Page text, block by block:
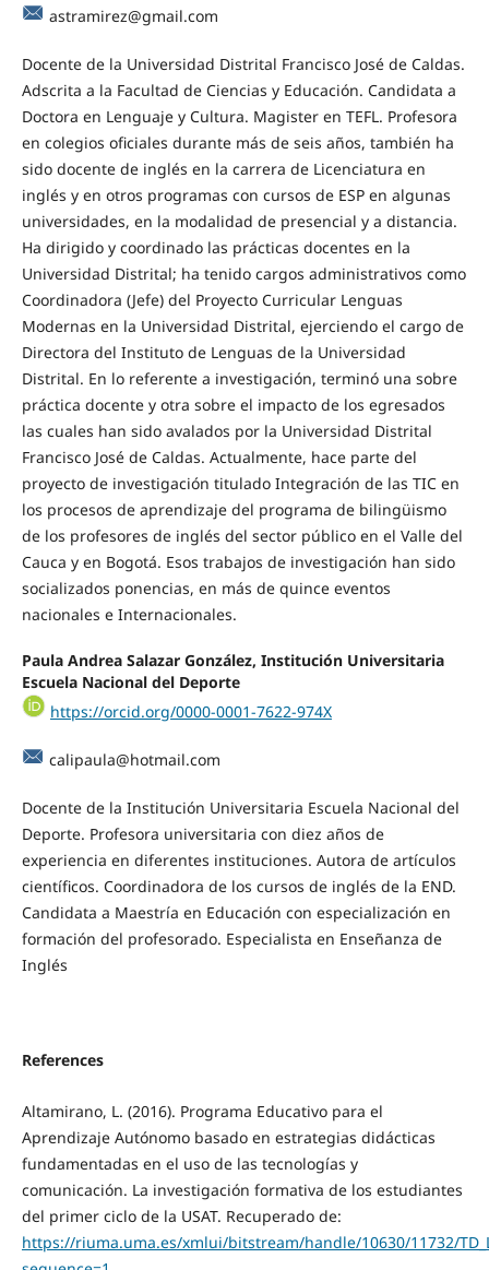
astramirez@gmail.com
Docente de la Universidad Distrital Francisco José de Caldas.
Adscrita a la Facultad de Ciencias y Educación. Candidata a
Doctora en Lenguaje y Cultura. Magister en TEFL. Profesora
en colegios oficiales durante más de seis años, también ha
sido docente de inglés en la carrera de Licenciatura en
inglés y en otros programas con cursos de ESP en algunas
universidades, en la modalidad de presencial y a distancia.
Ha dirigido y coordinado las prácticas docentes en la
Universidad Distrital; ha tenido cargos administrativos como
Coordinadora (Jefe) del Proyecto Curricular Lenguas
Modernas en la Universidad Distrital, ejerciendo el cargo de
Directora del Instituto de Lenguas de la Universidad
Distrital. En lo referente a investigación, terminó una sobre
práctica docente y otra sobre el impacto de los egresados
las cuales han sido avalados por la Universidad Distrital
Francisco José de Caldas. Actualmente, hace parte del
proyecto de investigación titulado Integración de las TIC en
los procesos de aprendizaje del programa de bilingüismo
de los profesores de inglés del sector público en el Valle del
Cauca y en Bogotá. Esos trabajos de investigación han sido
socializados ponencias, en más de quince eventos
nacionales e Internacionales.
Paula Andrea Salazar González, Institución Universitaria
Escuela Nacional del Deporte
https://orcid.org/0000-0001-7622-974X
calipaula@hotmail.com
Docente de la Institución Universitaria Escuela Nacional del
Deporte. Profesora universitaria con diez años de
experiencia en diferentes instituciones. Autora de artículos
científicos. Coordinadora de los cursos de inglés de la END.
Candidata a Maestría en Educación con especialización en
formación del profesorado. Especialista en Enseñanza de
Inglés
References
Altamirano, L. (2016). Programa Educativo para el
Aprendizaje Autónomo basado en estrategias didácticas
fundamentadas en el uso de las tecnologías y
comunicación. La investigación formativa de los estudiantes
del primer ciclo de la USAT. Recuperado de:
https://riuma.uma.es/xmlui/bitstream/handle/10630/11732/